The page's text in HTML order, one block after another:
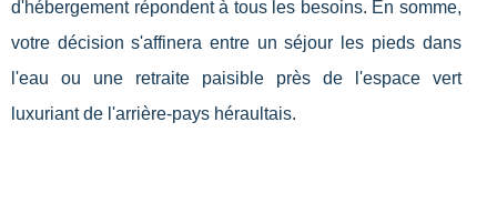
d'hébergement répondent à tous les besoins. En somme,
votre décision s'affinera entre un séjour les pieds dans
l'eau ou une retraite paisible près de l'espace vert
luxuriant de l'arrière-pays héraultais.